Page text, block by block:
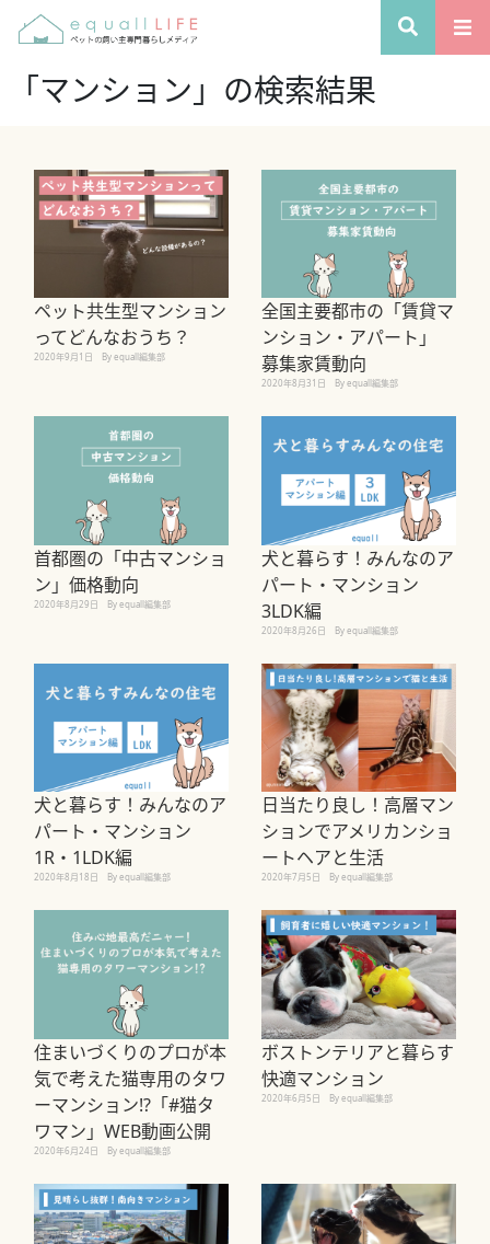
「マンション」の検索結果
ペット共生型マンション
ってどんなおうち？
2020年9月1日 By equall編集部
全国主要都市の「賃貸マ
ンション・アパート」
募集家賃動向
2020年8月31日 By equall編集部
首都圏の「中古マンショ
ン」価格動向
2020年8月29日 By equall編集部
犬と暮らす！みんなのア
パート・マンション
3LDK編
2020年8月26日 By equall編集部
犬と暮らす！みんなのア
パート・マンション
1R・1LDK編
2020年8月18日 By equall編集部
日当たり良し！高層マン
ションでアメリカンショ
ートヘアと生活
2020年7月5日 By equall編集部
住まいづくりのプロが本
気で考えた猫専用のタワ
ーマンション!?「#猫タ
ワマン」WEB動画公開
2020年6月24日 By equall編集部
ボストンテリアと暮らす
快適マンション
2020年6月5日 By equall編集部